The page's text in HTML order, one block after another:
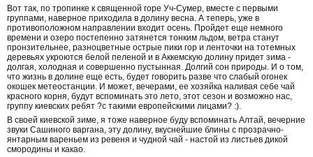
Вот так, по тропинке к священной горе Уч-Сумер, вместе с первыми
группами, наверное приходила в долину весна. А теперь, уже в
противоположном направлении входит осень. Пройдет еще немного
времени и озеро постепенно затянется тонким льдом, ветра станут
пронзительнее, разноцветные острые пики гор и ленточки на тотемных
деревьях укроются белой пеленой и в Аккемскую долину придет зима -
долгая, холодная и совершенно пустынная. Долгий сон природы. И о том,
что жизнь в долине еще есть, будет говорить разве что слабый огонек
окошек метеостанции. И может, вечерами, ее хозяйка наливая себе чай
красного корня, будут вспоминать это лето, этот сезон и возможно нас,
группу киевских ребят ?с такими европейскими лицами? :).
В своей киевской зиме, я тоже наверное буду вспоминать Алтай, вечерние
звуки Сашиного варгана, эту долину, вкуснейшие блины с прозрачно-
янтарным вареньем из ревеня и чудной чай - настой из листьев дикой
смородины и какао.